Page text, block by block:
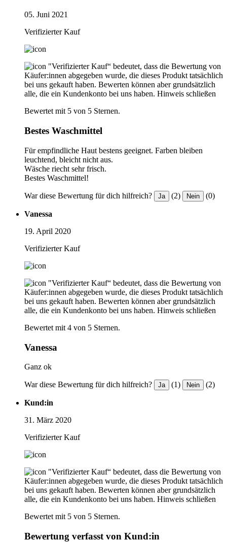
05. Juni 2021
Verifizierter Kauf
"Verifizierter Kauf“ bedeutet, dass die Bewertung von
Käufer:innen abgegeben wurde, die dieses Produkt tatsächlich
bei uns gekauft haben. Bewerten können aber grundsätzlich
alle, die ein Kundenkonto bei uns haben. Hinweis schließen
Bewertet mit 5 von 5 Sternen.
Bestes Waschmittel
Für empfindliche Haut bestens geeignet. Farben bleiben
leuchtend, bleicht nicht aus.
Wäsche riecht sehr frisch.
Bestes Waschmittel!
War diese Bewertung für dich hilfreich? Ja (2) Nein (0)
Vanessa
19. April 2020
Verifizierter Kauf
"Verifizierter Kauf“ bedeutet, dass die Bewertung von
Käufer:innen abgegeben wurde, die dieses Produkt tatsächlich
bei uns gekauft haben. Bewerten können aber grundsätzlich
alle, die ein Kundenkonto bei uns haben. Hinweis schließen
Bewertet mit 4 von 5 Sternen.
Vanessa
Ganz ok
War diese Bewertung für dich hilfreich? Ja (1) Nein (2)
Kund:in
31. März 2020
Verifizierter Kauf
"Verifizierter Kauf“ bedeutet, dass die Bewertung von
Käufer:innen abgegeben wurde, die dieses Produkt tatsächlich
bei uns gekauft haben. Bewerten können aber grundsätzlich
alle, die ein Kundenkonto bei uns haben. Hinweis schließen
Bewertet mit 5 von 5 Sternen.
Bewertung verfasst von Kund:in